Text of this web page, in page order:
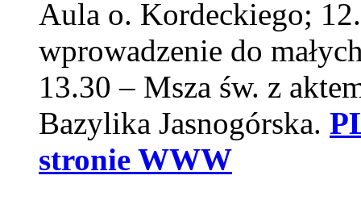
Aula o. Kordeckiego;
wprowadzenie do
13.30 – Msza św. z
Bazylika Jasnogórska.
stronie WWW